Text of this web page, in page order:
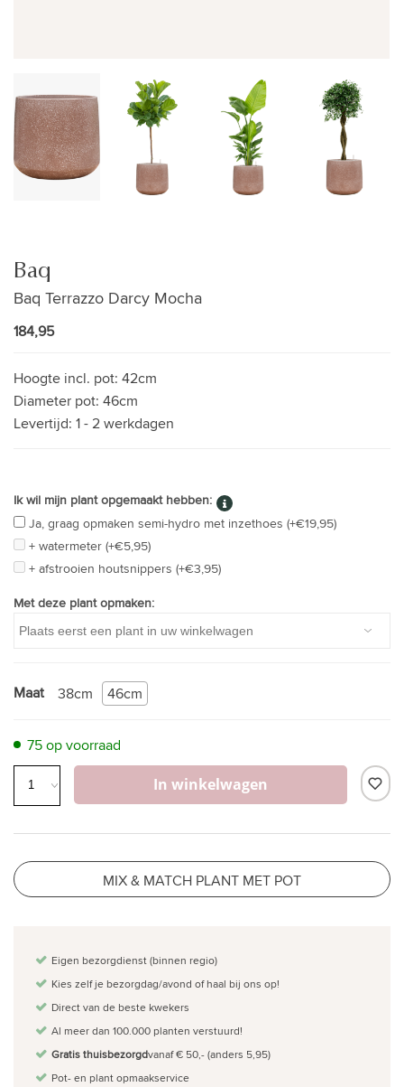
Baq
Baq Terrazzo Darcy Mocha
184,95
Hoogte incl. pot: 42cm
Diameter pot: 46cm
Levertijd: 1 - 2 werkdagen
Ik wil mijn plant opgemaakt hebben:
Ja, graag opmaken semi-hydro met inzethoes (+€19,95)
+ watermeter (+€5,95)
+ afstrooien houtsnippers (+€3,95)
Met deze plant opmaken:
Maat 38cm 46cm
75 op voorraad
In winkelwagen
MIX & MATCH PLANT MET POT
Eigen bezorgdienst (binnen regio)
Kies zelf je bezorgdag/avond of haal bij ons op!
Direct van de beste kwekers
Al meer dan 100.000 planten verstuurd!
Gratis thuisbezorgdvanaf € 50,- (anders 5,95)
Pot- en plant opmaakservice